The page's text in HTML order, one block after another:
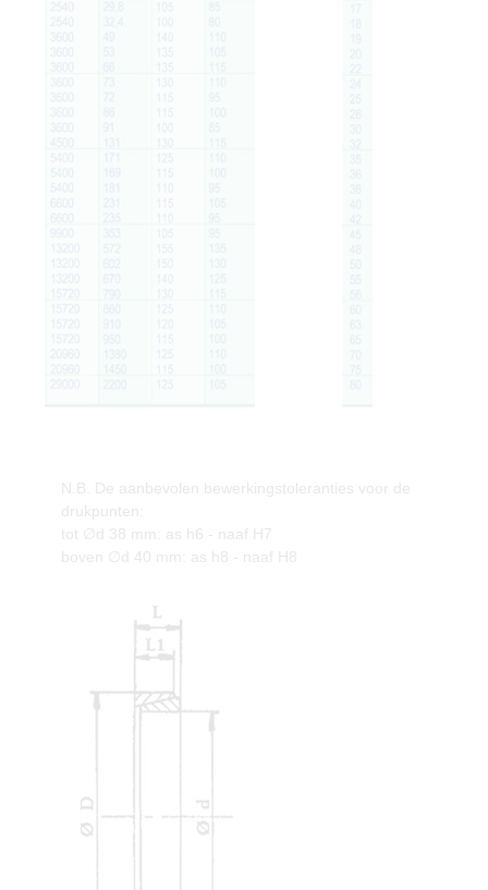
N.B. De aanbevolen bewerkingstoleranties voor de
drukpunten:
tot ∅d 38 mm: as h6 - naaf H7
boven ∅d 40 mm: as h8 - naaf H8